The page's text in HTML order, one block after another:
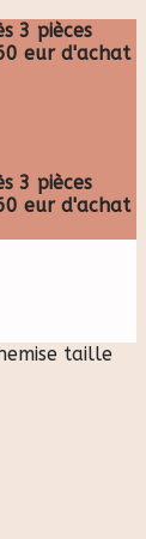
3 pièces
eur d'achat
3 pièces
eur d'achat
taille